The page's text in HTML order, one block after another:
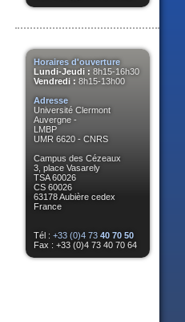
Horaires d'ouverture
Lundi-Jeudi : 8h15-16h30
Vendredi : 8h15-13h00
Adresse
Université Clermont
Auvergne -
LMBP
UMR 6620 - CNRS
Campus des Cézeaux
3, place Vasarely
TSA 60026
CS 60026
63178 Aubière cedex
France
Tél : +33 (0)4 73 40 70 50
Fax : +33 (0)4 73 40 70 64